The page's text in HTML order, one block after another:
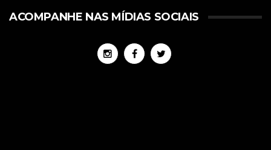
ACOMPANHE NAS MÍDIAS SOCIAIS